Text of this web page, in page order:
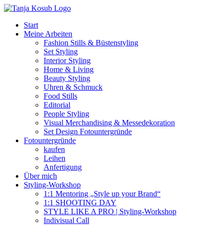
Zum
springenStart
Meine Arbeiten
Fashion Stills & Büstenstyling
Set Styling
Interior Styling
Home & Living
Beauty Styling
Uhren & Schmuck
Food Stills
Editorial
People Styling
Visual Merchandising & Messedekoration
Set Design Fotountergründe
Fotountergründe
kaufen
Leihen
Anfertigung
Über mich
Styling-Workshop
1:1 Mentoring „Style up your Brand“
1:1 SHOOTING DAY
STYLE LIKE A PRO | Styling-Workshop
Indivisual Call